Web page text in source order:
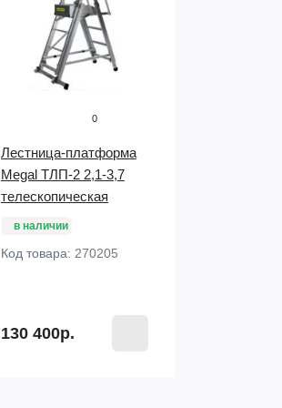
0
Лестница-платформа
Megal ТЛП-2 2,1-3,7
телескопическая
в наличии
Код товара: 270205
130 400р.